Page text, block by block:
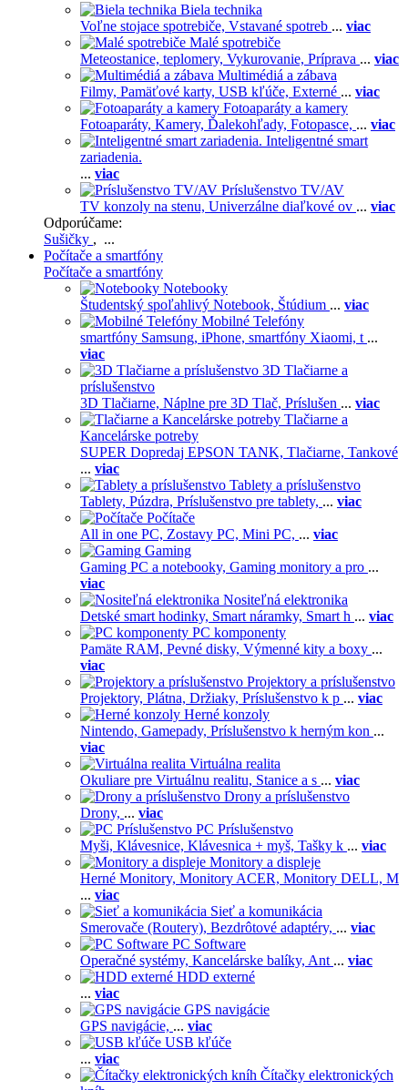
Biela technika
Voľne stojace spotrebiče, Vstavané spotreb ... viac
Malé spotrebiče
Meteostanice, teplomery, Vykurovanie, Príprava ... viac
Multimédiá a zábava
Filmy, Pamäťové karty, USB kľúče, Externé ... viac
Fotoaparáty a kamery
Fotoaparáty, Kamery, Ďalekohľady, Fotopasce, ... viac
Inteligentné smart
zariadenia.
... viac
Príslušenstvo TV/AV
TV konzoly na stenu, Univerzálne diaľkové ov ... viac
Odporúčame:
Sušičky , ...
Počítače a smartfóny
Počítače a smartfóny
Notebooky
Študentský spoľahlivý Notebook, Štúdium ... viac
Mobilné Telefóny
smartfóny Samsung, iPhone, smartfóny Xiaomi, t ...
viac
3D Tlačiarne a
príslušenstvo
3D Tlačiarne, Náplne pre 3D Tlač, Príslušen ... viac
Tlačiarne a
Kancelárske potreby
SUPER Dopredaj EPSON TANK, Tlačiarne, Tankové
... viac
Tablety a príslušenstvo
Tablety, Púzdra, Príslušenstvo pre tablety, ... viac
Počítače
All in one PC, Zostavy PC, Mini PC, ... viac
Gaming
Gaming PC a notebooky, Gaming monitory a pro ...
viac
Nositeľná elektronika
Detské smart hodinky, Smart náramky, Smart h ... viac
PC komponenty
Pamäte RAM, Pevné disky, Výmenné kity a boxy ...
viac
Projektory a príslušenstvo
Projektory, Plátna, Držiaky, Príslušenstvo k p ... viac
Herné konzoly
Nintendo, Gamepady, Príslušenstvo k herným kon ...
viac
Virtuálna realita
Okuliare pre Virtuálnu realitu, Stanice a s ... viac
Drony a príslušenstvo
Drony, ... viac
PC Príslušenstvo
Myši, Klávesnice, Klávesnica + myš, Tašky k ... viac
Monitory a displeje
Herné Monitory, Monitory ACER, Monitory DELL, M
... viac
Sieť a komunikácia
Smerovače (Routery), Bezdrôtové adaptéry, ... viac
PC Software
Operačné systémy, Kancelárske balíky, Ant ... viac
HDD externé
... viac
GPS navigácie
GPS navigácie, ... viac
USB kľúče
... viac
Čítačky elektronických